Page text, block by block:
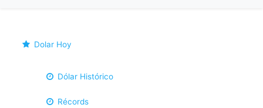
Dolar Hoy
Dólar Histórico
Récords